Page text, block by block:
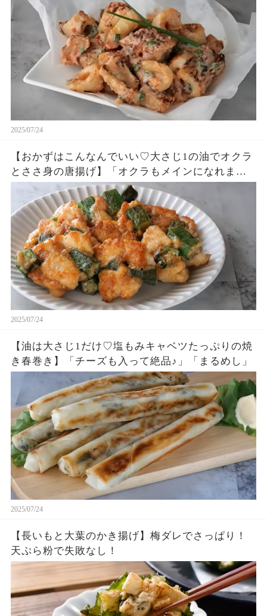
2025/07/24
【おかずはこんなんでいい♡大さじ1の油でオクラ
とささ身の唐揚げ】「オクラもメインになれます
♪」「まるめし」
2025/07/24
【油は大さじ1だけ♡塩もみキャベツたっぷりの焼
き春巻き】「チーズも入って絶品♪」「まるめし」
2025/07/24
【長いもと大葉のかき揚げ】梅ダレでさっぱり！
天ぷら粉で失敗なし！